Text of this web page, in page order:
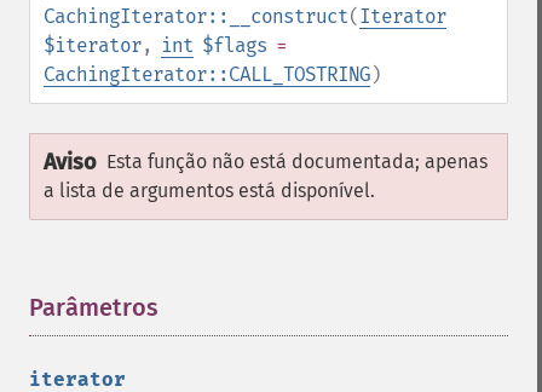
CachingIterator::__construct(Iterator
$iterator, int $flags =
CachingIterator::CALL_TOSTRING)
Aviso Esta função não está documentada; apenas
a lista de argumentos está disponível.
Parâmetros
iterator